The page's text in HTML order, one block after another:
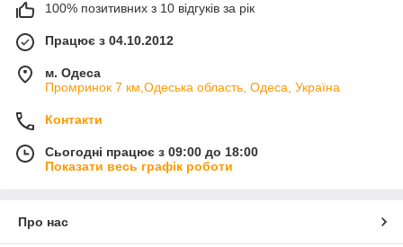
100% позитивних з 10 відгуків за рік
Працює з 04.10.2012
м. Одеса
Промринок 7 км,Одеська область, Одеса, Україна
Контакти
Сьогодні працює з 09:00 до 18:00
Показати весь графік роботи
Про нас